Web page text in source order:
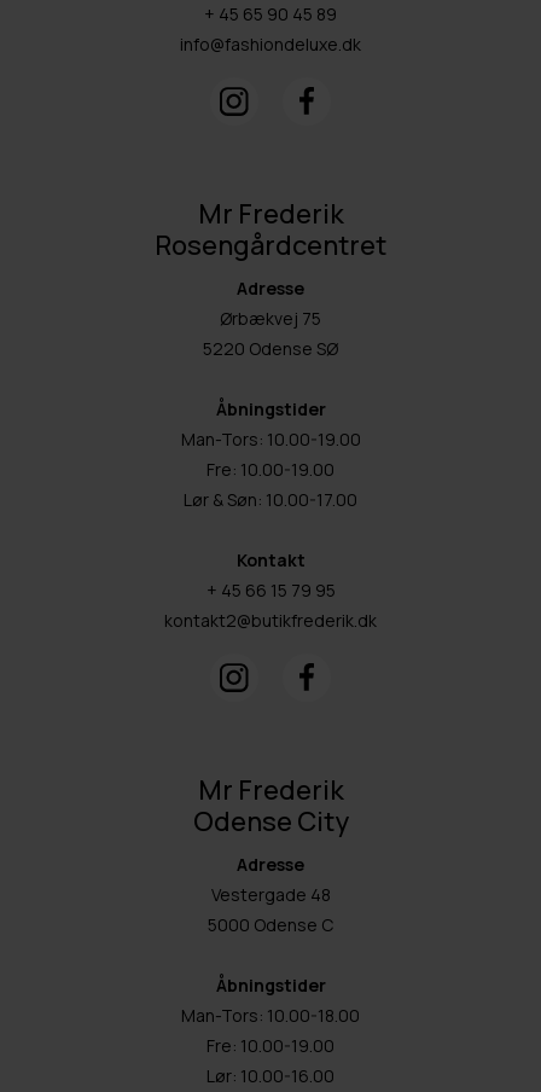
+ 45 65 90 45 89
info@fashiondeluxe.dk
Mr Frederik
Rosengårdcentret
Adresse
Ørbækvej 75
5220 Odense SØ
Åbningstider
Man-Tors: 10.00-19.00
Fre: 10.00-19.00
Lør & Søn: 10.00-17.00
Kontakt
+ 45 66 15 79 95
kontakt2@butikfrederik.dk
Mr Frederik
Odense City
Adresse
Vestergade 48
5000 Odense C
Åbningstider
Man-Tors: 10.00-18.00
Fre: 10.00-19.00
Lør: 10.00-16.00